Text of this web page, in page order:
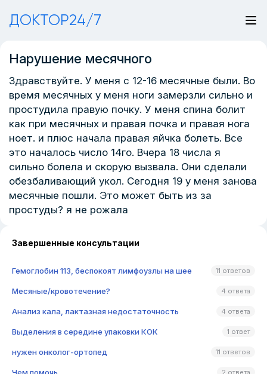
ДОКТОР24/7
Нарушение месячного
Здравствуйте. У меня с 12-16 месячные были. Во
время месячных у меня ноги замерзли сильно и
простудила правую почку. У меня спина болит
как при месячных и правая почка и правая нога
ноет. и плюс начала правая яйчка болеть. Все
это началось число 14го. Вчера 18 числа я
сильно болела и скорую вызвала. Они сделали
обезбаливающий укол. Сегодня 19 у меня занова
месячные пошли. Это может быть из за
простуды? я не рожала
Завершенные консультации
Гемоглобин 113, беспокоят лимфоузлы на шее 11 ответов
Месяные/кровотечение? 4 ответа
Анализ кала, лактазная недостаточность 4 ответа
Выделения в середине упаковки КОК 1 ответ
нужен онколог-ортопед 11 ответов
2 ответа